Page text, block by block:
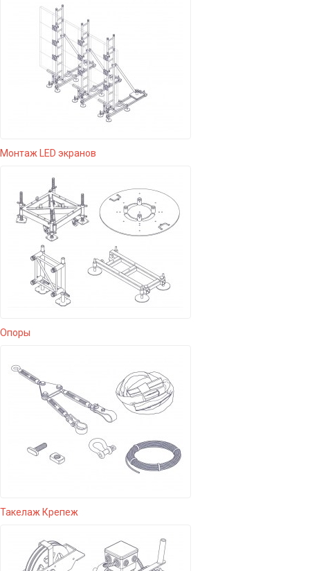
Монтаж LED экранов
Опоры
Такелаж Крепеж